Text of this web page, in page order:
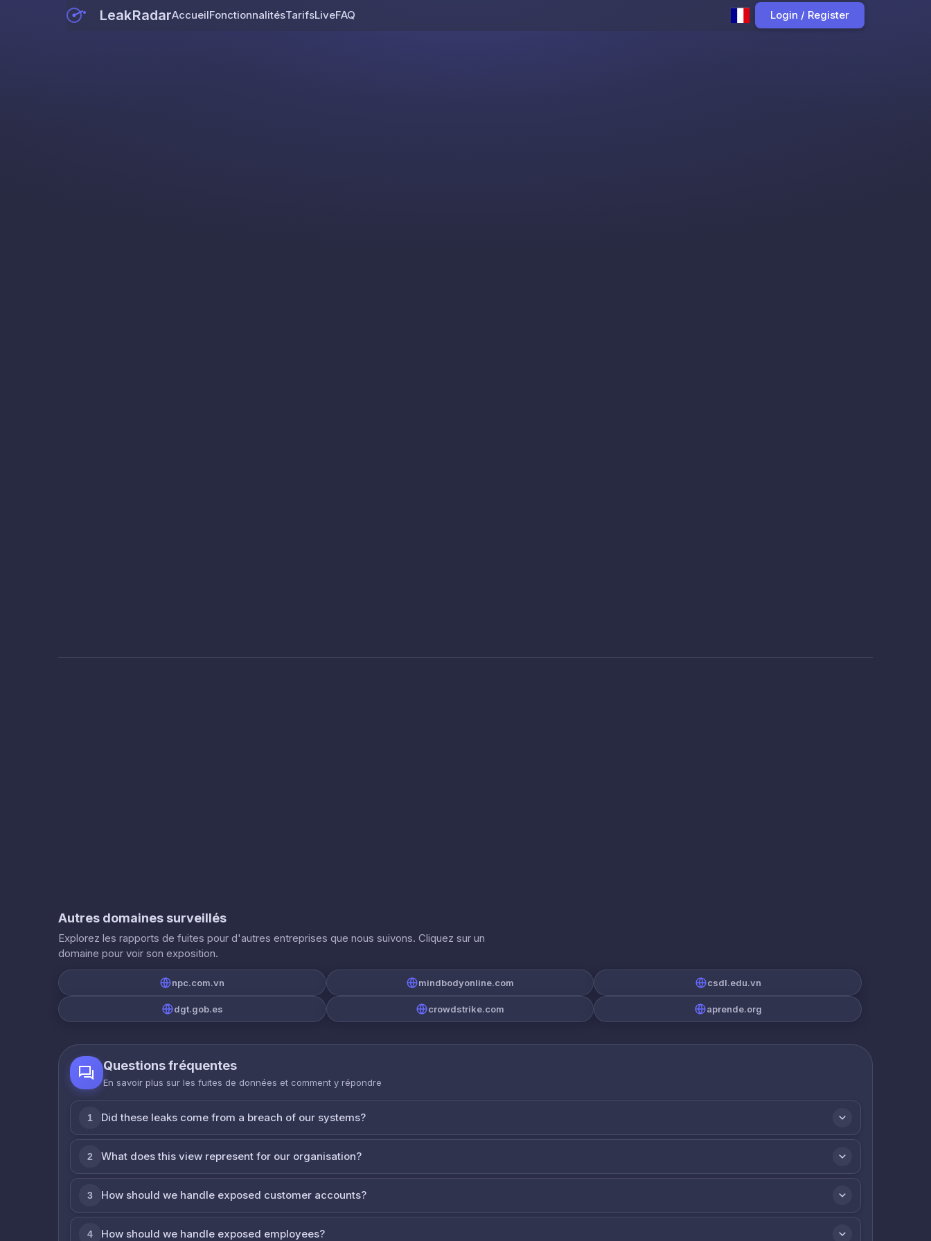
LeakRadarAccueilFonctionnalitésTarifsLiveFAQ Login / Register
Autres domaines surveillés
Explorez les rapports de fuites pour d'autres entreprises que nous suivons. Cliquez sur un
domaine pour voir son exposition.
npc.com.vn mindbodyonline.com csdl.edu.vn
dgt.gob.es crowdstrike.com aprende.org
Questions fréquentes
En savoir plus sur les fuites de données et comment y répondre
1 Did these leaks come from a breach of our systems?
2 What does this view represent for our organisation?
3 How should we handle exposed customer accounts?
4 How should we handle exposed employees?